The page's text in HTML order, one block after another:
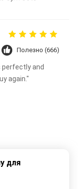
Полезно (666)
perfectly and
again."
для